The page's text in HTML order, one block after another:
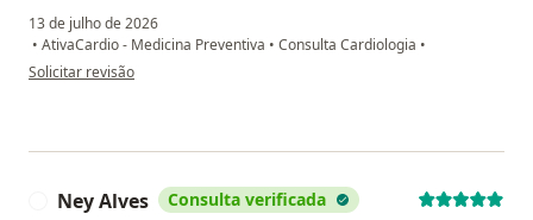
13 de julho de 2026
• AtivaCardio - Medicina Preventiva • Consulta Cardiologia •
na opinião do utilizador Celia Correa
Solicitar revisão
Ney Alves Consulta verificada